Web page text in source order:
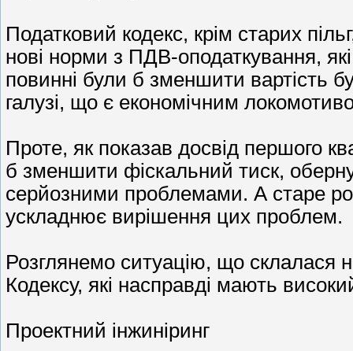
Податковий кодекс, крім старих
нові норми з ПДВ-оподаткування,
повинні були б зменшити вартість
галузі, що є економічним
Проте, як показав досвід першого
б зменшити фіскальний тиск,
серйозними проблемами. А старе
ускладнює вирішення цих проблем.
Розглянемо ситуацію, що склалася
Кодексу, які насправді мають
Проектний інжиніринг